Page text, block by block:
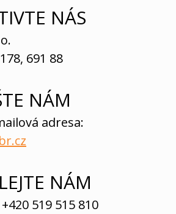
NÁS
691 88
NÁM
adresa:
NÁM
519 515 810